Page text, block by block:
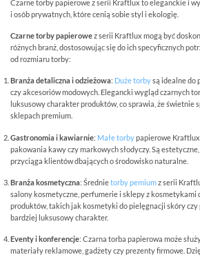
Czarne torby papierowe z serii Kraftlux to eleganckie i
i osób prywatnych, które cenią sobie styl i ekologię.
Czarne torby papierowez serii Kraftlux mogą być
różnych branż, dostosowując się do ich specyficznych
od rozmiaru torby:
Branża detaliczna i odzieżowa: Duże torbysą idealne do
czy akcesoriów modowych. Elegancki wygląd czarnych
luksusowy charakter produktów, co sprawia, że świetnie
sklepach premium.
Gastronomia i kawiarnie: Małe torbypapierowe
pakowania kawy czy markowych słodyczy. Są
przyciąga klientów dbających o środowisko naturalne.
Branża kosmetyczna: Średnietorby pemiumz serii
salony kosmetyczne, perfumerie i sklepy z kosmetykami
produktów, takich jak kosmetyki do pielęgnacji skóry czy
bardziej luksusowy charakter.
Eventy i konferencje: Czarna torba papierowa może
materiały reklamowe, gadżety czy prezenty firmowe.